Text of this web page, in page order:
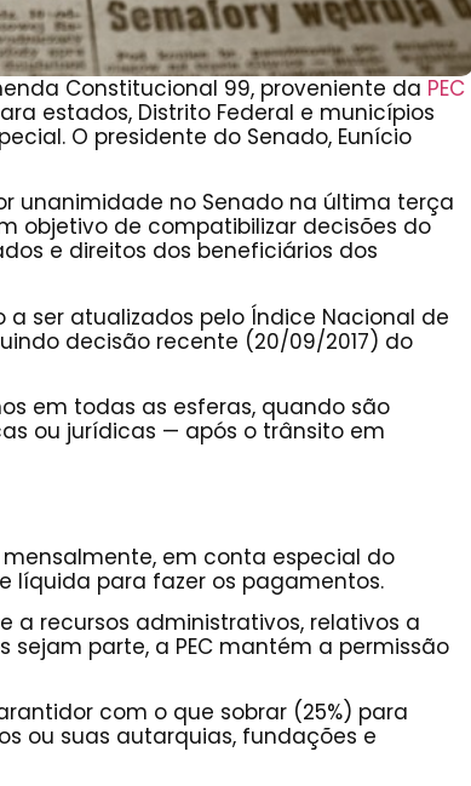
Constitucional 99, proveniente da PEC
estados, Distrito Federal e municípios
O presidente do Senado, Eunício
unanimidade no Senado na última terça
objetivo de compatibilizar decisões do
e direitos dos beneficiários dos
a ser atualizados pelo Índice Nacional de
decisão recente (20/09/2017) do
em todas as esferas, quando são
ou jurídicas — após o trânsito em
em conta especial do
líquida para fazer os pagamentos.
a recursos administrativos, relativos a
sejam parte, a PEC mantém a permissão
com o que sobrar (25%) para
ou suas autarquias, fundações e